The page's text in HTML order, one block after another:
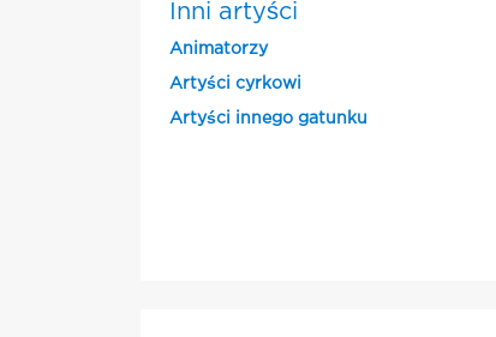
Inni artyści
Animatorzy
Artyści cyrkowi
Artyści innego gatunku